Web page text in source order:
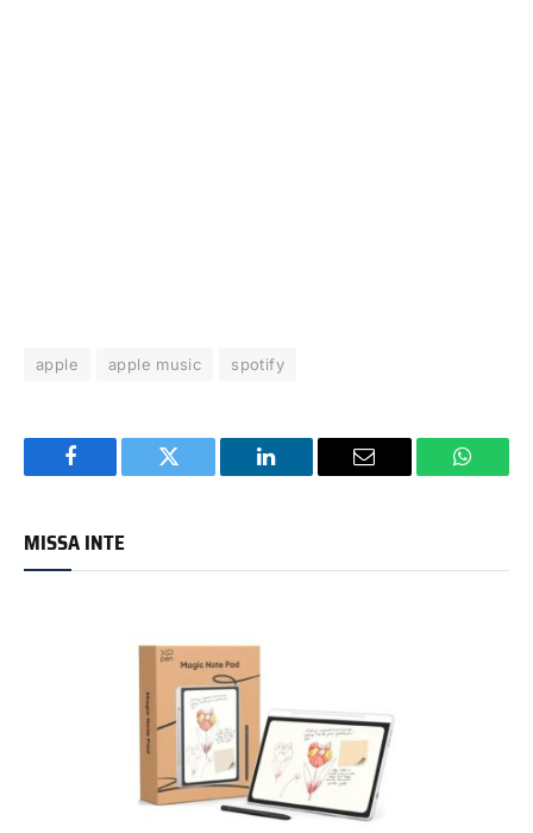
apple apple music spotify
Facebook Twitter LinkedIn Email
MISSA INTE